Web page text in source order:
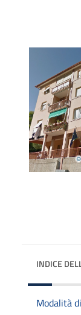
INDICE
Modalità